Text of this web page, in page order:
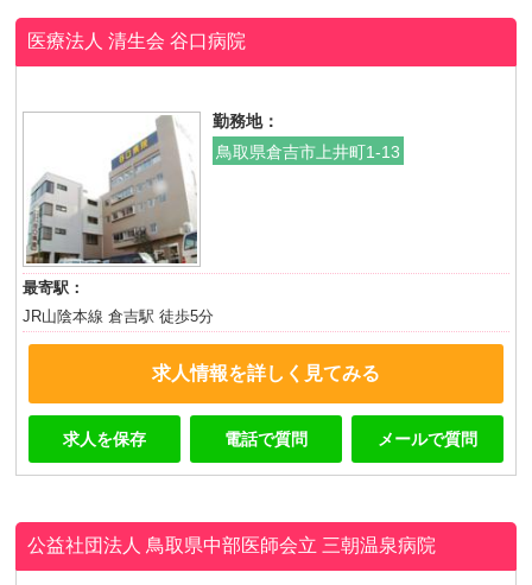
医療法人 清生会谷口病院
勤務地：
鳥取県倉吉市上井町1-13
最寄駅：
JR山陰本線 倉吉駅 徒歩5分
求人情報を詳しく見てみる
求人を保存 電話で質問 メールで質問
公益社団法人 鳥取県中部医師会立 三朝温泉病院